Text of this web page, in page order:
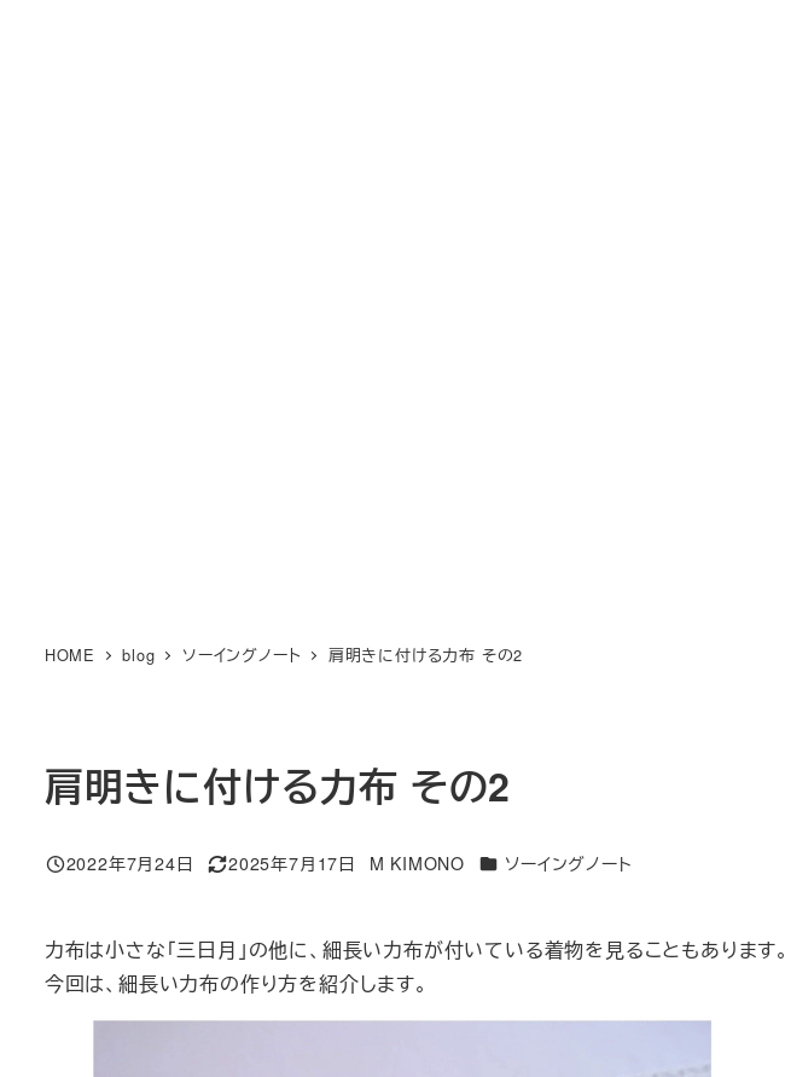
HOME blog ソーイングノート 肩明きに付ける力布 その2
肩明きに付ける力布 その2
投稿日
2022年7月24日
更新日
2025年7月17日
著
M KIMONO カテゴリー
ソーイングノート
力布は小さな「三日月」の他に、細長い力布が付いている着物を見ることもあります。
今回は、細長い力布の作り方を紹介します。